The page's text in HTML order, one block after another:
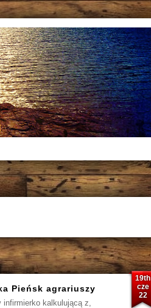
Pieńsk agrariuszy
infirmierko kalkulującą z,
19th
cze
22